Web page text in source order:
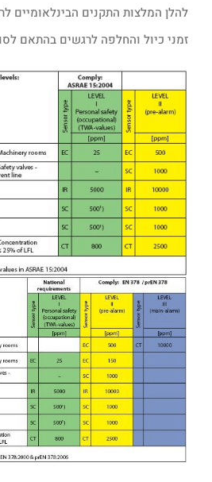
להלן המלצות התקנים הבינלאומיים
זמני כיול והחלפה לרגשים בהתאם